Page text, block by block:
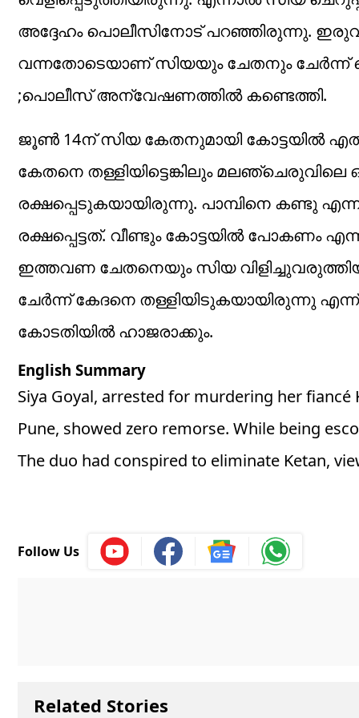
അദ്ദേഹം പൊലീസിനോട് പറഞ്ഞിരുന്നു.
വന്നതോടെയാണ് സിയയും ചേതനും
;പൊലീസ് അന്വേഷണത്തിൽ കണ്ടെത്തി.
ജൂൺ 14ന് സിയ കേതനുമായി കോട്ടയിൽ
കേതനെ തള്ളിയിട്ടെങ്കിലും മലഞ്ചെരുവിലെ
രക്ഷപ്പെടുകയായിരുന്നു. പാമ്പിനെ കണ്ടു
രക്ഷപ്പെട്ടത്. വീണ്ടും കോട്ടയിൽ പോകണം
ഇത്തവണ ചേതനെയും സിയ
ചേർന്ന് കേദനെ തള്ളിയിടുകയായിരുന്നു
കോടതിയിൽ ഹാജരാക്കും.
English Summary
Siya Goyal, arrested for murdering her
Pune, showed zero remorse. While being
The duo had conspired to eliminate Ketan,
Follow Us
Related Stories